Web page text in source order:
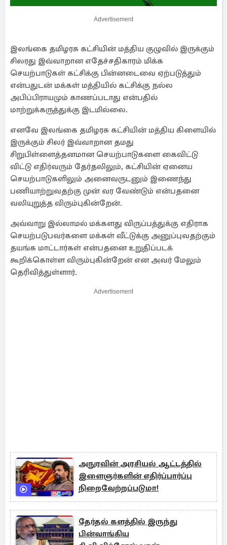
Advertisement
இலங்கை தமிழரசு கட்சியின் மத்திய குழுவில் இருக்கும்
சிலரது இவ்வாறான எதேச்சதிகாரம் மிக்க
செயற்பாடுகள் கட்சிக்கு பின்னடைவை ஏற்படுத்தும்
என்பதுடன் மக்கள் மத்தியில் கட்சிக்கு நல்ல
அபிப்பிராயமும் காணப்படாது என்பதில்
மாற்றுக்கருத்துக்கு இடமில்லை.
எனவே இலங்கை தமிழரசு கட்சியின் மத்திய கிளையில்
இருக்கும் சிலர் இவ்வாறான தமது
சிறுபிள்ளைத்தனமான செயற்பாடுகளை கைவிட்டு
விட்டு எதிர்வரும் தேர்தலிலும், கட்சியின் ஏனைய
செயற்பாடுகளிலும் அனைவருடனும் இணைந்து
பணியாற்றுவதற்கு முன் வர வேண்டும் என்பதனை
வலியுறுத்த விரும்புகின்றேன்.
அவ்வாறு இல்லாமல் மக்களது விருப்பத்துக்கு எதிராக
செயற்படுபவர்களை மக்கள் வீட்டுக்கு அனுப்புவதற்கும்
தயங்க மாட்டார்கள் என்பதனை உறுதிப்படக்
கூறிக்கொள்ள விரும்புகின்றேன் என அவர் மேலும்
தெரிவித்துள்ளார்.
Advertisement
அநுரவின் அரசியல் ஆட்டத்தில்
இளைஞர்களின் எதிர்ப்பார்ப்பு
நிறைவேற்றப்படுமா!
தேர்தல் களத்தில் இருந்து
பின்வாங்கிய